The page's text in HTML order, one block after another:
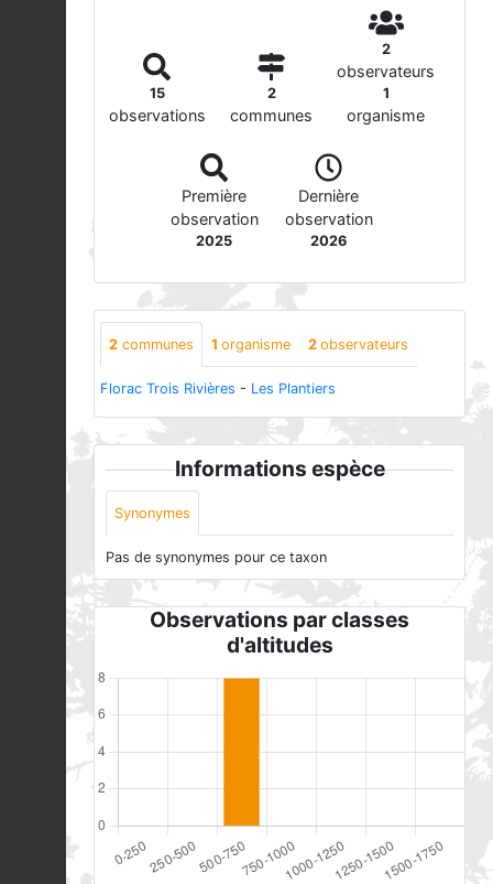
15
observations
2
communes
2
observateurs
1
organisme
Première
observation
2025
Dernière
observation
2026
2 communes 1 organisme 2 observateurs
Florac Trois Rivières - Les Plantiers
Informations espèce
Synonymes
Pas de synonymes pour ce taxon
Observations par classes
d'altitudes